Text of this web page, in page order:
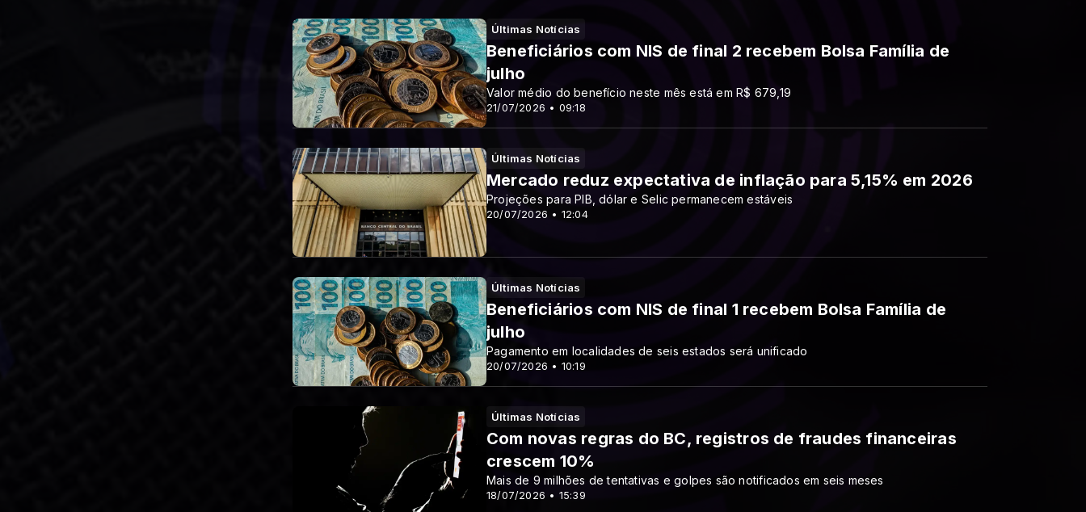
Últimas Notícias
21/07/2026 • 09:18
Beneficiários com NIS de final 2 recebem Bolsa Família de
julho
Valor médio do benefício neste mês está em R$ 679,19
Últimas Notícias
20/07/2026 • 12:04
Mercado reduz expectativa de inflação para 5,15% em 2026
Projeções para PIB, dólar e Selic permanecem estáveis
Últimas Notícias
20/07/2026 • 10:19
Beneficiários com NIS de final 1 recebem Bolsa Família de
julho
Pagamento em localidades de seis estados será unificado
Últimas Notícias
18/07/2026 • 15:39
Com novas regras do BC, registros de fraudes financeiras
crescem 10%
Mais de 9 milhões de tentativas e golpes são notificados em seis meses